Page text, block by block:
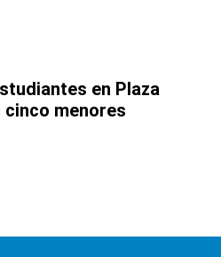
en Plaza
menores